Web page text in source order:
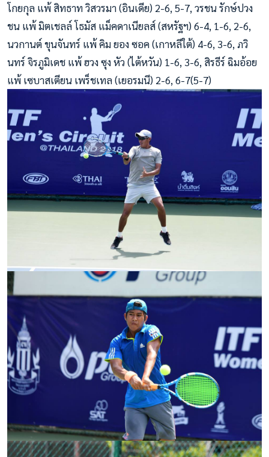
โกยกุล แพ้ สิทธาท วิสวรมา (อินเดีย) 2-6, 5-7, วรชน รักษ์ปวง
ชน แพ้ มิตเชลล์ โธมัส แม็คดาเนียลส์ (สหรัฐฯ) 6-4, 1-6, 2-6,
นวกานต์ ขุนจันทร์ แพ้ คิม ยอง ซอค (เกาหลีใต้) 4-6, 3-6, ภวิ
นทร์ จิรภูมิเดช แพ้ ฮวง ซุง หัว (ไต้หวัน) 1-6, 3-6, สิรธีร์ ฉิมอ้อย
แพ้ เซบาสเตียน เพร็ชเทล (เยอรมนี) 2-6, 6-7(5-7)